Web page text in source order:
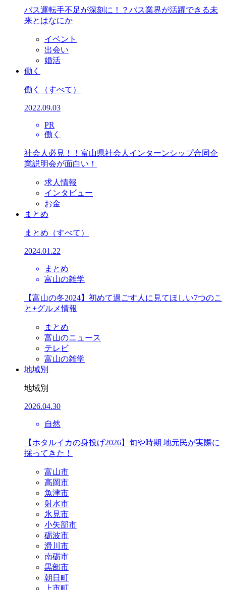
バス運転手不足が深刻に！？バス業界が活躍できる未
来とはなにか
イベント
出会い
婚活
働く
働く （すべて）
2022.09.03
PR
働く
社会人必見！！富山県社会人インターンシップ合同企
業説明会が面白い！
求人情報
インタビュー
お金
まとめ
まとめ （すべて）
2024.01.22
まとめ
富山の雑学
【富山の冬2024】初めて過ごす人に見てほしい7つのこ
と+グルメ情報
まとめ
富山のニュース
テレビ
富山の雑学
地域別
地域別
2026.04.30
自然
【ホタルイカの身投げ2026】旬や時期 地元民が実際に
採ってきた！
富山市
高岡市
魚津市
射水市
氷見市
小矢部市
砺波市
滑川市
南砺市
黒部市
朝日町
上市町